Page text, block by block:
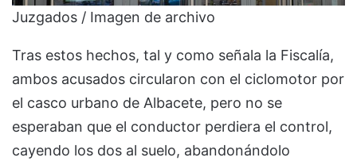
Juzgados / Imagen de archivo
Tras estos hechos, tal y como señala la Fiscalía,
ambos acusados circularon con el ciclomotor por
el casco urbano de Albacete, pero no se
esperaban que el conductor perdiera el control,
cayendo los dos al suelo, abandonándolo